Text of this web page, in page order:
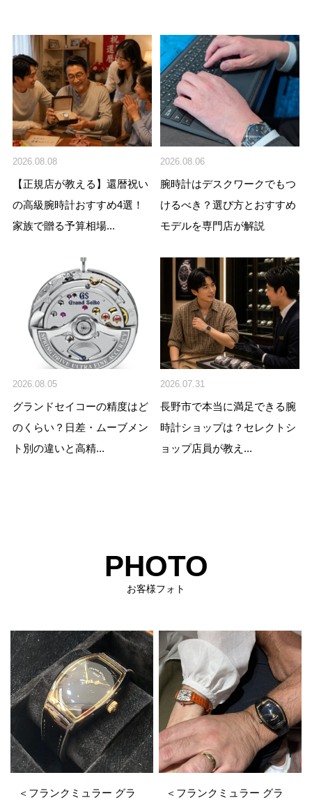
2026.08.08
【正規店が教える】還暦祝い
の高級腕時計おすすめ4選！
家族で贈る予算相場...
2026.08.06
腕時計はデスクワークでもつ
けるべき？選び方とおすすめ
モデルを専門店が解説
2026.08.05
グランドセイコーの精度はど
のくらい？日差・ムーブメン
ト別の違いと高精...
2026.07.31
長野市で本当に満足できる腕
時計ショップは？セレクトシ
ョップ店員が教え...
PHOTO
お客様フォト
＜フランクミュラー グラ
＜フランクミュラー グラ